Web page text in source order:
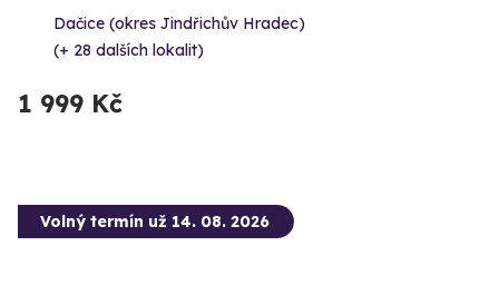
Dačice (okres Jindřichův Hradec)
(+ 28 dalších lokalit)
1 999 Kč
Volný termín už 14. 08. 2026